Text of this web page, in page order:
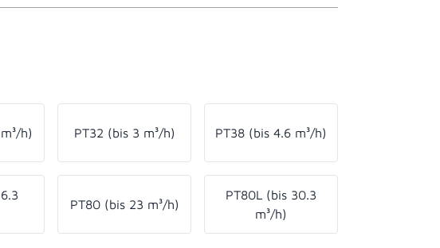
h) PT32 (bis 3 m³/h) PT38 (bis 4.6 m³/h)
PT80 (bis 23 m³/h)
PT80L (bis 30.3
m³/h)